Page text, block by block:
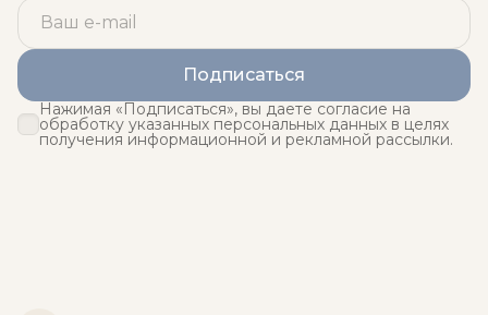
Подписаться
Нажимая «Подписаться», вы даете согласие на
обработку указанных персональных данных в целях
получения информационной и рекламной рассылки.